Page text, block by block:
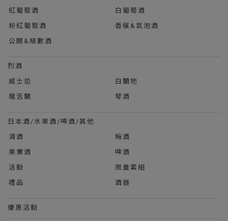
紅葡萄酒
白葡萄酒
粉紅葡萄酒
香檳&氣泡酒
公開&級數酒
烈酒
威士忌
白蘭地
龍舌蘭
琴酒
日本酒/水果酒/啤酒/其他
清酒
梅酒
果實酒
啤酒
活動
限量套組
禮品
酒器
優惠活動